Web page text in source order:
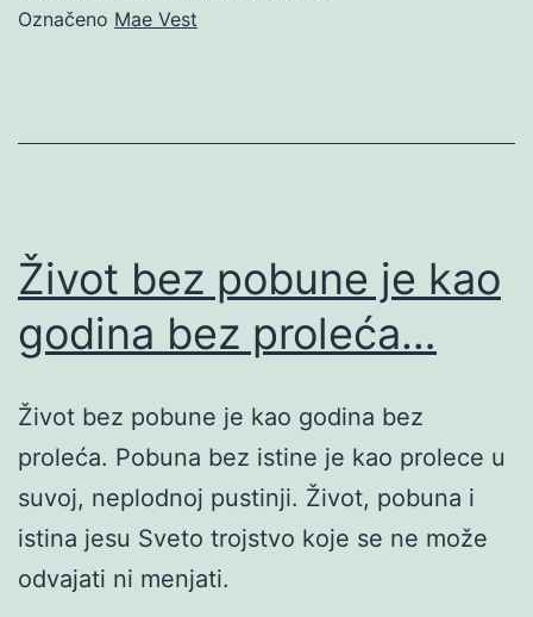
Označeno Mae Vest
Život bez pobune je kao
godina bez proleća…
Život bez pobune je kao godina bez
proleća. Pobuna bez istine je kao prolece u
suvoj, neplodnoj pustinji. Život, pobuna i
istina jesu Sveto trojstvo koje se ne može
odvajati ni menjati.